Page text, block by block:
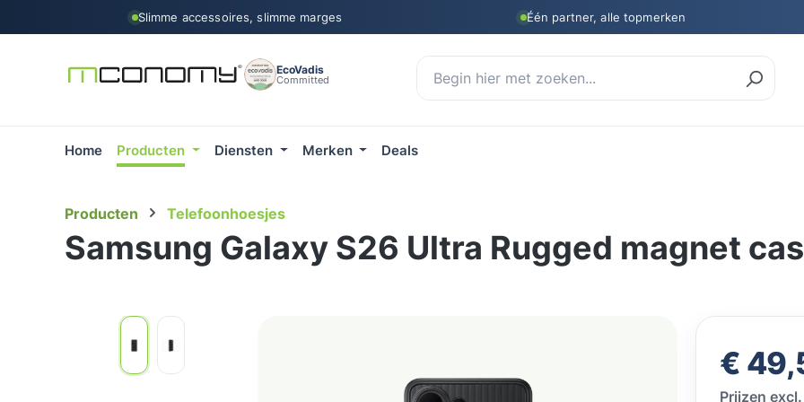
de hoofdinhoud
Ga naar de zoekopdracht
Ga naar de hoofdnavigatieSlimme accessoires, slimme marges Één partner, alle topmerken
EcoVadis
Committed
Home Producten Diensten Merken Deals
Producten Telefoonhoesjes
Samsung Galaxy S26 Ultra Rugged magnet
Normale
€
Prijzen